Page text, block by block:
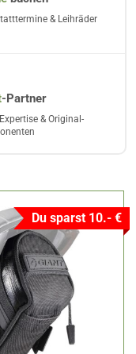
& Leihräder
-Partner
& Original-
Du sparst 10.- €